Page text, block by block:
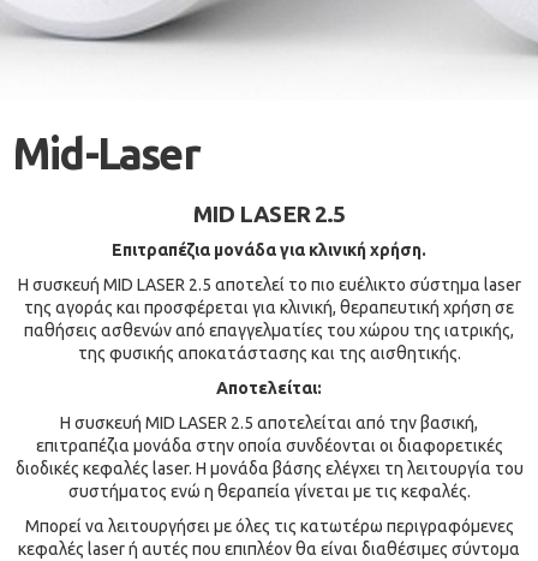
Mid-Laser
MID LASER 2.5
Επιτραπέζια μονάδα για κλινική χρήση.
Η συσκευή MID LASER 2.5 αποτελεί το πιο ευέλικτο σύστημα laser
της αγοράς και προσφέρεται για κλινική, θεραπευτική χρήση σε
παθήσεις ασθενών από επαγγελματίες του χώρου της ιατρικής,
της φυσικής αποκατάστασης και της αισθητικής.
Αποτελείται:
Η συσκευή MID LASER 2.5 αποτελείται από την βασική,
επιτραπέζια μονάδα στην οποία συνδέονται οι διαφορετικές
διοδικές κεφαλές laser. Η μονάδα βάσης ελέγχει τη λειτουργία του
συστήματος ενώ η θεραπεία γίνεται με τις κεφαλές.
Μπορεί να λειτουργήσει με όλες τις κατωτέρω περιγραφόμενες
κεφαλές laser ή αυτές που επιπλέον θα είναι διαθέσιμες σύντομα